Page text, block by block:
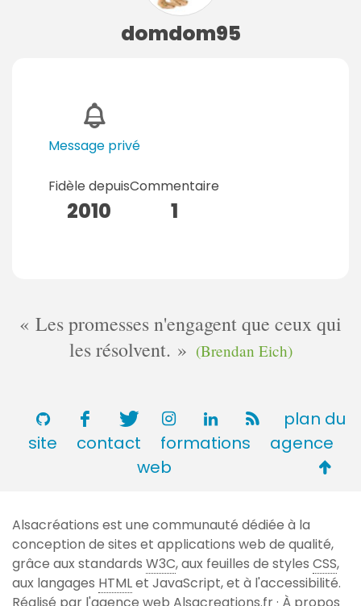
domdom95
Message privé
Fidèle depuis
2010
Commentaire
1
Les promesses n'engagent que ceux qui
les résolvent.
(Brendan Eich)
plan du
site
contact formations
agence
web
de
page
Alsacréations est une communauté dédiée à la
conception de sites et applications web de qualité,
grâce aux standards W3C, aux feuilles de styles CSS,
aux langages HTMLet JavaScript, et à l'accessibilité.